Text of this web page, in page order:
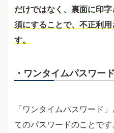
だけではなく、裏面に印
須にすることで、不正利
す。
・ワンタイムパスワード
「ワンタイムパスワード
てのパスワードのことで